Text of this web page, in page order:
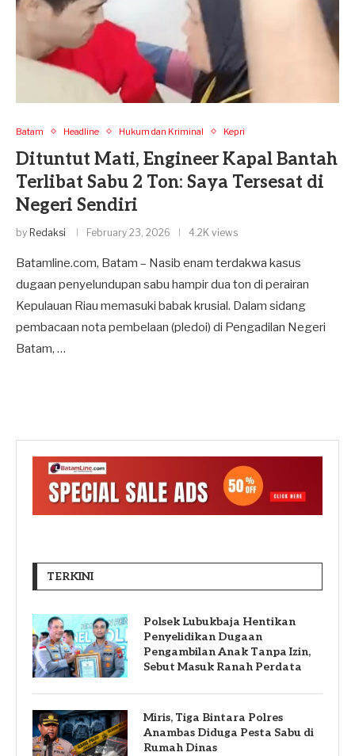
Batam Headline Hukum dan Kriminal Kepri
Dituntut Mati, Engineer Kapal Bantah
Terlibat Sabu 2 Ton: Saya Tersesat di
Negeri Sendiri
by Redaksi February 23, 2026 4.2K views
Batamline.com, Batam – Nasib enam terdakwa kasus
dugaan penyelundupan sabu hampir dua ton di perairan
Kepulauan Riau memasuki babak krusial. Dalam sidang
pembacaan nota pembelaan (pledoi) di Pengadilan Negeri
Batam, …
TERKINI
Polsek Lubukbaja Hentikan
Penyelidikan Dugaan
Pengambilan Anak Tanpa Izin,
Sebut Masuk Ranah Perdata
Miris, Tiga Bintara Polres
Anambas Diduga Pesta Sabu di
Rumah Dinas